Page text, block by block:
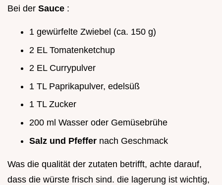
Bei der Sauce :
1 gewürfelte Zwiebel (ca. 150 g)
2 EL Tomatenketchup
2 EL Currypulver
1 TL Paprikapulver, edelsüß
1 TL Zucker
200 ml Wasser oder Gemüsebrühe
Salz und Pfeffer nach Geschmack
Was die qualität der zutaten betrifft, achte darauf,
dass die würste frisch sind. die lagerung ist wichtig,